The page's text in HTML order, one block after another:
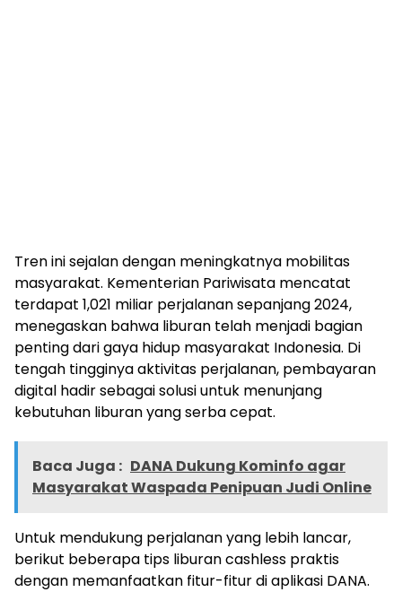
Tren ini sejalan dengan meningkatnya mobilitas
masyarakat. Kementerian Pariwisata mencatat
terdapat 1,021 miliar perjalanan sepanjang 2024,
menegaskan bahwa liburan telah menjadi bagian
penting dari gaya hidup masyarakat Indonesia. Di
tengah tingginya aktivitas perjalanan, pembayaran
digital hadir sebagai solusi untuk menunjang
kebutuhan liburan yang serba cepat.
Baca Juga : DANA Dukung Kominfo agar
Masyarakat Waspada Penipuan Judi Online
Untuk mendukung perjalanan yang lebih lancar,
berikut beberapa tips liburan cashless praktis
dengan memanfaatkan fitur-fitur di aplikasi DANA.